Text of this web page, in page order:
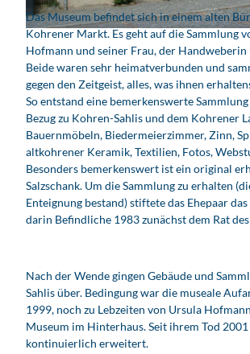
H
o
f
m
a
n
n
s
c
h
e
S
m
l
u
n
g
a
n
n
s
c
h
e
S
a
m
m
l
u
B
i
e
d
e
m
a
n
n
s
c
h
e
S
a
m
m
l
u
S
t
a
n
Das Museum befindet sich in einem alten
Kohrener Markt. Es geht auf die Sammlung
Hofmann und seiner Frau, der Handweberin
Beide waren sehr heimatverbunden und
gegen den Zeitgeist, alles, was ihnen
So entstand eine bemerkenswerte
Bezug zu Kohren-Sahlis und dem Kohrener
Bauernmöbeln, Biedermeierzimmer, Zinn,
altkohrener Keramik, Textilien, Fotos,
Besonders bemerkenswert ist ein original
Salzschank. Um die Sammlung zu erhalten
Enteignung bestand) stiftete das Ehepaar
darin Befindliche 1983 zunächst dem Rat
Nach der Wende gingen Gebäude und
Sahlis über. Bedingung war die museale
1999, noch zu Lebzeiten von Ursula
Museum im Hinterhaus. Seit ihrem Tod
kontinuierlich erweitert.